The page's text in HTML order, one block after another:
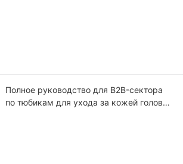
Полное руководство для B2B-сектора
по тюбикам для ухода за кожей головы: